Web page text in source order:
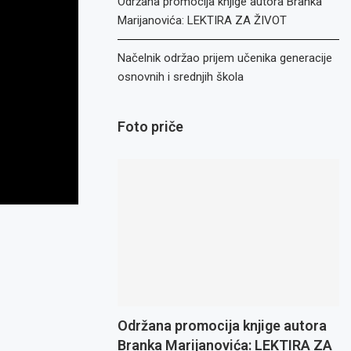
Marijanovića: LEKTIRA ZA ŽIVOT
Načelnik održao prijem učenika generacije
osnovnih i srednjih škola
Foto priče
Održana promocija knjige autora
Branka Marijanovića: LEKTIRA ZA